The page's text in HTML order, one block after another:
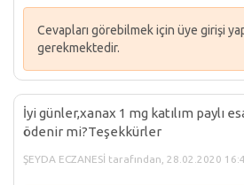
Cevapları görebilmek için üye girişi
gerekmektedir.
İyi günler,xanax 1 mg katılım paylı
ödenir mi?Teşekkürler
ŞEYDA ECZANESİ tarafından, 28.02.2020